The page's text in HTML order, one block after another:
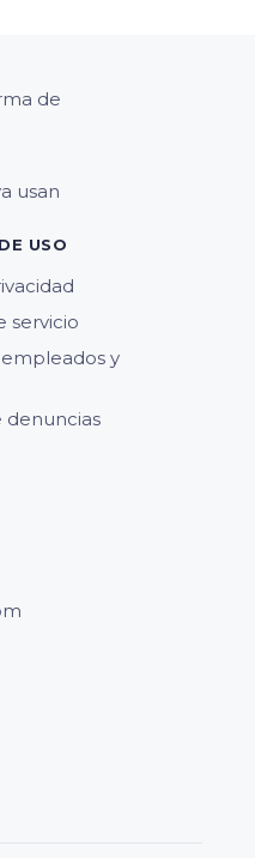
de
usan
USO
servicio
y
denuncias